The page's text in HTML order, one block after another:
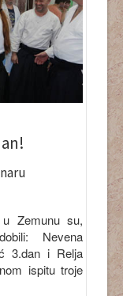
Zemunu su,
Nevena
3.dan i Relja
ispitu troje